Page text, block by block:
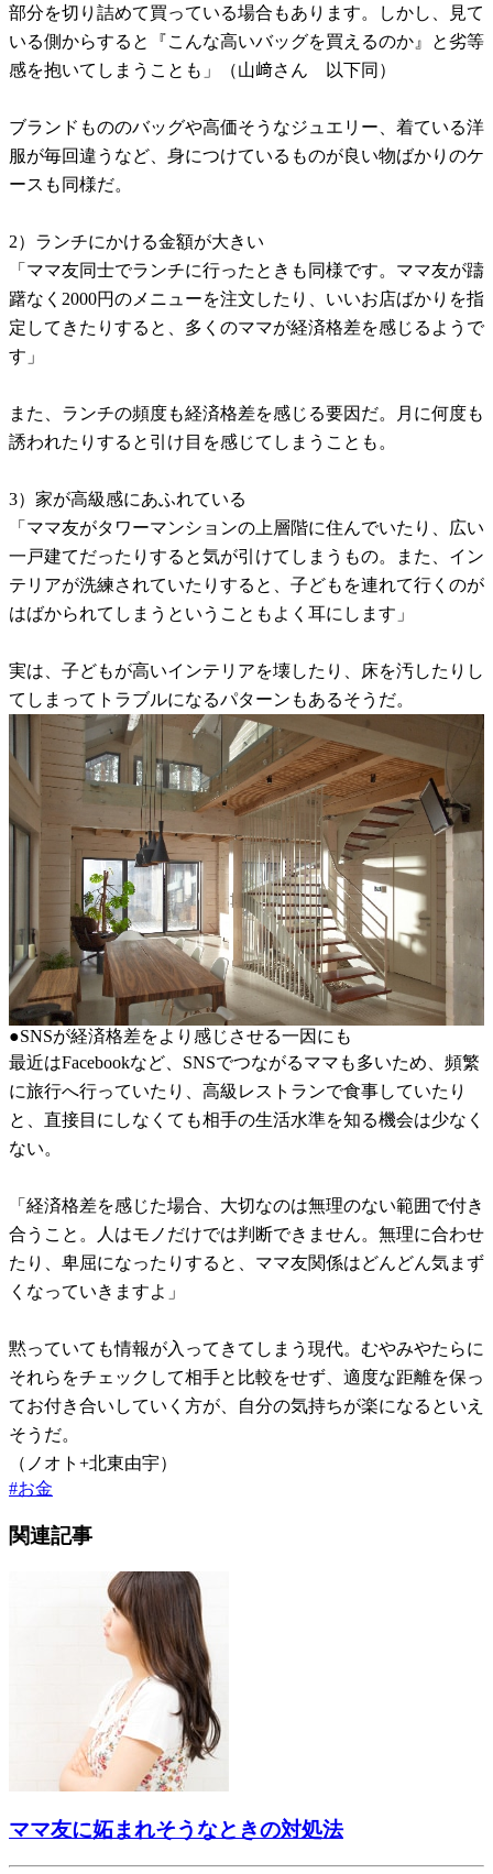
部分を切り詰めて買っている場合もあります。しかし、見て
いる側からすると『こんな高いバッグを買えるのか』と劣等
感を抱いてしまうことも」（山﨑さん 以下同）
ブランドもののバッグや高価そうなジュエリー、着ている洋
服が毎回違うなど、身につけているものが良い物ばかりのケ
ースも同様だ。
2）ランチにかける金額が大きい
「ママ友同士でランチに行ったときも同様です。ママ友が躊
躇なく2000円のメニューを注文したり、いいお店ばかりを指
定してきたりすると、多くのママが経済格差を感じるようで
す」
また、ランチの頻度も経済格差を感じる要因だ。月に何度も
誘われたりすると引け目を感じてしまうことも。
3）家が高級感にあふれている
「ママ友がタワーマンションの上層階に住んでいたり、広い
一戸建てだったりすると気が引けてしまうもの。また、イン
テリアが洗練されていたりすると、子どもを連れて行くのが
はばかられてしまうということもよく耳にします」
実は、子どもが高いインテリアを壊したり、床を汚したりし
てしまってトラブルになるパターンもあるそうだ。
●SNSが経済格差をより感じさせる一因にも
最近はFacebookなど、SNSでつながるママも多いため、頻繁
に旅行へ行っていたり、高級レストランで食事していたり
と、直接目にしなくても相手の生活水準を知る機会は少なく
ない。
「経済格差を感じた場合、大切なのは無理のない範囲で付き
合うこと。人はモノだけでは判断できません。無理に合わせ
たり、卑屈になったりすると、ママ友関係はどんどん気まず
くなっていきますよ」
黙っていても情報が入ってきてしまう現代。むやみやたらに
それらをチェックして相手と比較をせず、適度な距離を保っ
てお付き合いしていく方が、自分の気持ちが楽になるといえ
そうだ。
（ノオト+北東由宇）
#お金
関連記事
ママ友に妬まれそうなときの対処法